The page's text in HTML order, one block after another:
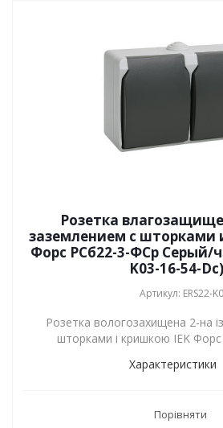
Розетка
заземлением с шторками
Форс РСб22-3-ФСр Серый/
K03-16-54-Dc)
Артикул: ERS22-
Розетка вологозахищена 2-на
шторками і кришкою IEK
Характеристики
Порівняти